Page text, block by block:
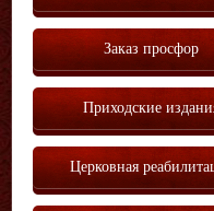
Заказ просфор
Приходские
Церковная